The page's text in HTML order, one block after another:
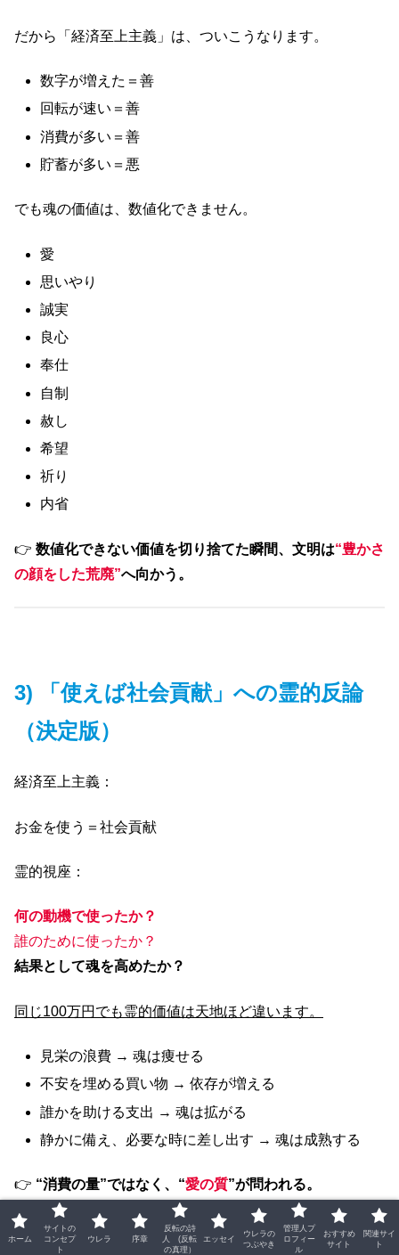
だから「経済至上主義」は、ついこうなります。
数字が増えた＝善
回転が速い＝善
消費が多い＝善
貯蓄が多い＝悪
でも魂の価値は、数値化できません。
愛
思いやり
誠実
良心
奉仕
自制
赦し
希望
祈り
内省
👉 数値化できない価値を切り捨てた瞬間、文明は“豊かさ
の顔をした荒廃”へ向かう。
3) 「使えば社会貢献」への霊的反論
（決定版）
経済至上主義：
お金を使う＝社会貢献
霊的視座：
何の動機で使ったか？
誰のために使ったか？
結果として魂を高めたか？
同じ100万円でも霊的価値は天地ほど違います。
見栄の浪費 → 魂は痩せる
不安を埋める買い物 → 依存が増える
誰かを助ける支出 → 魂は拡がる
静かに備え、必要な時に差し出す → 魂は成熟する
👉 “消費の量”ではなく、“愛の質”が問われる。
これがSB的反論の核心です。
ホーム
サイトの
コンセプ
ト
ウレラ 序章
反転の詩
人 (反転
の真理）
エッセイ
ウレラの
つぶやき
管理人プ
ロフィー
ル
おすすめ
サイト
関連サイ
ト